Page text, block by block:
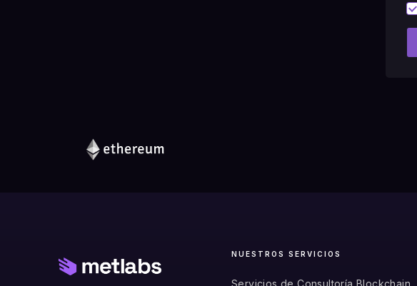
C
a
m
o
NUESTROS SERVICIOS